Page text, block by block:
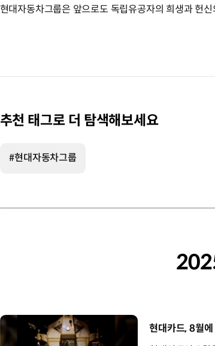
현대자동차그룹은 앞으로도 독립유공자의 희생과 헌
추천 태그로 더 탐색해보세요
#현대자동차그룹
[동영상]
현대카드, 8월